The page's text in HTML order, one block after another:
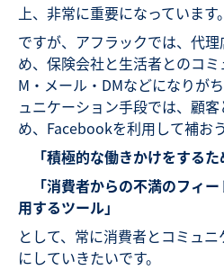
上、非常に重要になっています。
ですが、アフラックでは、代
め、保険会社と生活者とのコ
M・メール・DMなどになりが
ュニケーション手段では、顧
め、Facebookを利用して補お
「積極的な働きかけをするた
「消費者からの不満のフィ
用するツール」
として、常に消費者とコミュ
にしていきたいです。